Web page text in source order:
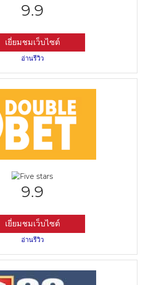
9.9
เยี่ยมชมเว็บไซต์
อ่านรีวิว
9.9
เยี่ยมชมเว็บไซต์
อ่านรีวิว